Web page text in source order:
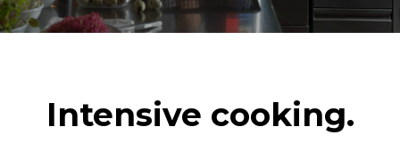
Intensive cooking.